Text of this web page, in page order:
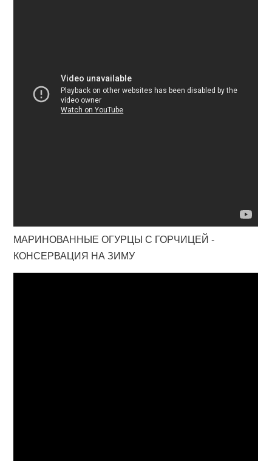
МАРИНОВАННЫЕ ОГУРЦЫ С ГОРЧИЦЕЙ -
КОНСЕРВАЦИЯ НА ЗИМУ